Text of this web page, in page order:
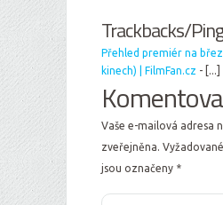
Trackbacks/
Přehled premiér na
kinech) | FilmFan.cz - [...]
Vaše e-mailová adresa
zveřejněna.
jsou označeny *